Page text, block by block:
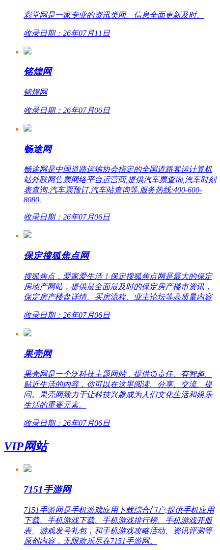
彩堂网是一家专业的资讯类网。信息全面更新及时。
收录日期：26年07月11日
铭煌网
铭煌网
收录日期：26年07月06日
畅途网
畅途网是中国道路运输协会指定的全国道路客运计算机
站外联网售票网络平台运营商,提供汽车票查询,汽车时刻
表查询,汽车票预订,汽车站查询等.服务热线:400-600-
8080.
收录日期：26年07月06日
保定搜狐焦点网
搜狐焦点，爱家爱生活！保定搜狐焦点网是最大的保定
房地产网站，提供最全面最及时的保定房产楼市资讯，
保定房产楼盘详情、买房流程、业主论坛等高质量内容
收录日期：26年07月06日
果壳网
果壳网是一个泛科技主题网站，提供负责任、有智趣、
贴近生活的内容，你可以在这里阅读、分享、交流、提
问。果壳网致力于让科技兴趣成为人们文化生活和娱乐
生活的重要元素。
收录日期：26年07月06日
VIP网站
7151手游网
7151手游网是手机游戏应用下载综合门户,提供手机应用
下载、手机游戏下载、手机游戏排行榜、手机游戏开服
表、游戏发号礼包，和手机游戏攻略活动、资讯评测等
原创内容，无限欢乐尽在7151手游网。